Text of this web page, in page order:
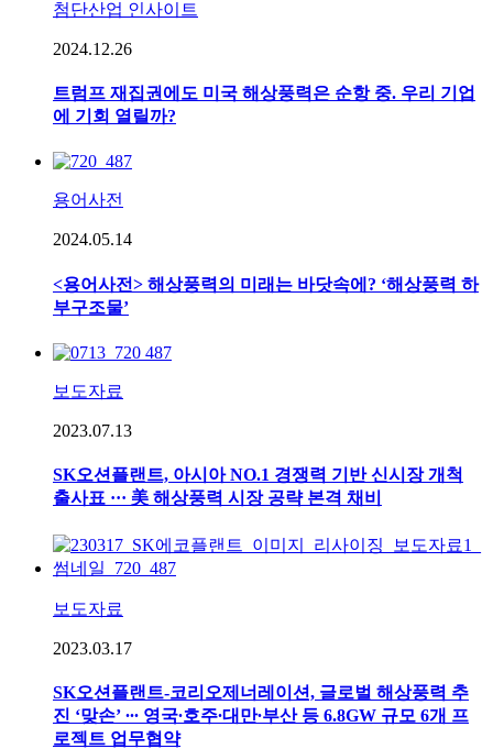
첨단산업 인사이트
2024.12.26
트럼프 재집권에도 미국 해상풍력은 순항 중. 우리 기업
에 기회 열릴까?
용어사전
2024.05.14
<용어사전> 해상풍력의 미래는 바닷속에? ‘해상풍력 하
부구조물’
보도자료
2023.07.13
SK오션플랜트, 아시아 NO.1 경쟁력 기반 신시장 개척
출사표 ··· 美 해상풍력 시장 공략 본격 채비
보도자료
2023.03.17
SK오션플랜트-코리오제너레이션, 글로벌 해상풍력 추
진 ‘맞손’ ∙∙∙ 영국∙호주∙대만∙부산 등 6.8GW 규모 6개 프
로젝트 업무협약